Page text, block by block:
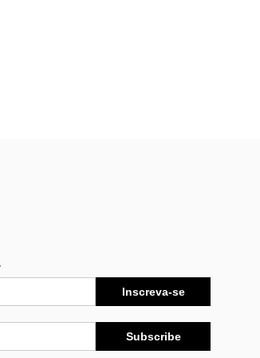
Inscreva-se
Subscribe